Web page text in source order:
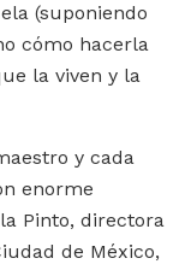
(suponiendo
cómo hacerla
la viven y la
y cada
enorme
Pinto, directora
de México,